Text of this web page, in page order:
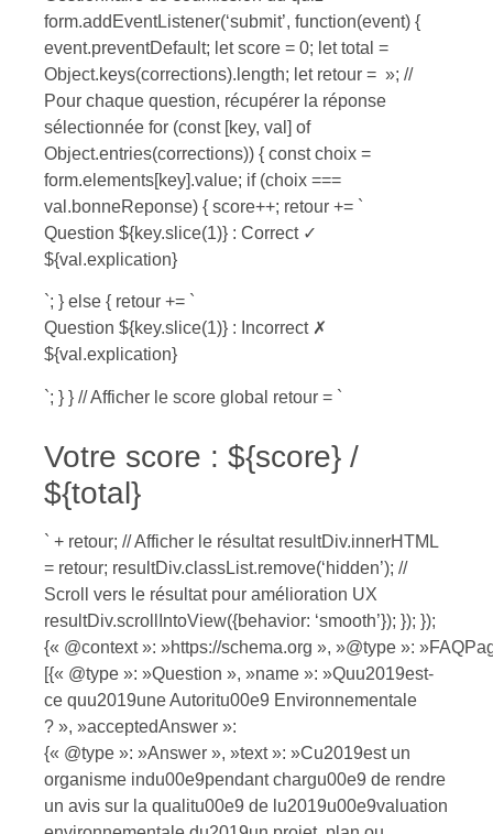
form.addEventListener(‘submit’, function(event) {
event.preventDefault; let score = 0; let total =
Object.keys(corrections).length; let retour = »; //
Pour chaque question, récupérer la réponse
sélectionnée for (const [key, val] of
Object.entries(corrections)) { const choix =
form.elements[key].value; if (choix ===
val.bonneReponse) { score++; retour += `
Question ${key.slice(1)} : Correct ✓
${val.explication}
`; } else { retour += `
Question ${key.slice(1)} : Incorrect ✗
${val.explication}
`; } } // Afficher le score global retour = `
Votre score : ${score} /
${total}
` + retour; // Afficher le résultat resultDiv.innerHTML
= retour; resultDiv.classList.remove(‘hidden’); //
Scroll vers le résultat pour amélioration UX
resultDiv.scrollIntoView({behavior: ‘smooth’}); }); });
{« @context »: »https://schema.org », »@type »:
[{« @type »: »Question », »name »: »Quu2019est-
ce quu2019une Autoritu00e9 Environnementale
? », »acceptedAnswer »:
{« @type »: »Answer », »text »: »Cu2019est un
organisme indu00e9pendant chargu00e9 de rendre
un avis sur la qualitu00e9 de lu2019u00e9valuation